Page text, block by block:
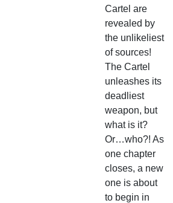
Cartel are
revealed by
the unlikeliest
of sources!
The Cartel
unleashes its
deadliest
weapon, but
what is it?
Or…who?! As
one chapter
closes, a new
one is about
to begin in